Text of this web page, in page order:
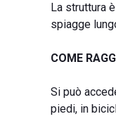
La struttura
spiagge
COME
Si può
piedi, in